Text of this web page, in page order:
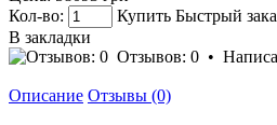
Кол-во:
Купить Быстрый
В закладки
Отзывов: 0 •
Описание Отзывы (0)